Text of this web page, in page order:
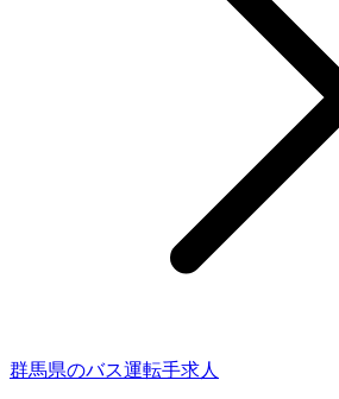
群馬県のバス運転手求人